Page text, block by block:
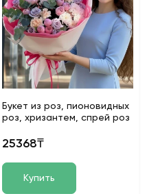
Букет из роз, пионовидных
роз, хризантем, спрей роз
25368₸
Купить